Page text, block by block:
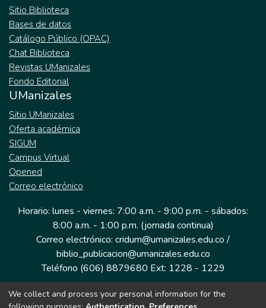
Sitio Biblioteca
Bases de datos
Catálogo Público (OPAC)
Chat Biblioteca
Revistas UManizales
Fondo Editorial
UManizales
Sitio UManizales
Oferta académica
SIGUM
Campus Virtual
Opened
Correo electrónico
Horario: lunes - viernes: 7:00 a.m. - 9:00 p.m. - sábados:
8:00 a.m. - 1:00 p.m. (jornada continua)
Correo electrónico: cridum@umanizales.edu.co /
biblio_publicacion@umanizales.edu.co
Teléfono (606) 8879680 Ext: 1228 - 1229
Dirección: Cra 9 a # 19-03 Edificio histórico, piso 1
We collect and process your personal information for the